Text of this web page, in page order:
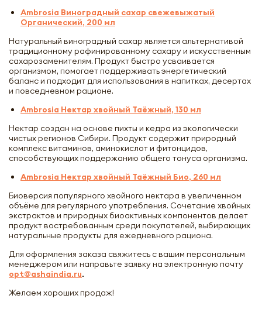
Ambrosia Виноградный сахар свежевыжатый
Органический, 200 мл
Натуральный виноградный сахар является альтернативой
традиционному рафинированному сахару и искусственным
сахарозаменителям. Продукт быстро усваивается
организмом, помогает поддерживать энергетический
баланс и подходит для использования в напитках, десертах
и повседневном рационе.
Ambrosia Нектар хвойный Таёжный, 130 мл
Нектар создан на основе пихты и кедра из экологически
чистых регионов Сибири. Продукт содержит природный
комплекс витаминов, аминокислот и фитонцидов,
способствующих поддержанию общего тонуса организма.
Ambrosia Нектар хвойный Таёжный Био, 260 мл
Биоверсия популярного хвойного нектара в увеличенном
объёме для регулярного употребления. Сочетание хвойных
экстрактов и природных биоактивных компонентов делает
продукт востребованным среди покупателей, выбирающих
натуральные продукты для ежедневного рациона.
Для оформления заказа свяжитесь с вашим персональным
менеджером или направьте заявку на электронную почту
opt@ashaindia.ru.
Желаем хороших продаж!